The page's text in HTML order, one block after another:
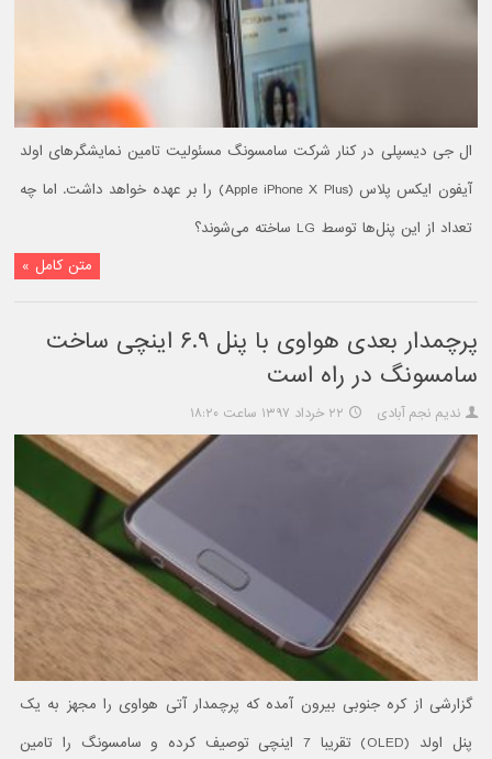
ال جی دیسپلی در کنار شرکت سامسونگ مسئولیت تامین نمایشگرهای اولد
آیفون ایکس پلاس (Apple iPhone X Plus) را بر عهده خواهد داشت. اما چه
تعداد از این پنل‌ها توسط LG ساخته می‌شوند؟
متن کامل »
پرچمدار بعدی هواوی با پنل ۶.۹ اینچی ساخت
سامسونگ در راه است
ندیم نجم آبادی ۲۲ خرداد ۱۳۹۷ ساعت ۱۸:۲۰
گزارشی از کره جنوبی بیرون آمده که پرچمدار آتی هواوی را مجهز به یک
پنل اولد (OLED) تقریبا 7 اینچی توصیف کرده و سامسونگ را تامین